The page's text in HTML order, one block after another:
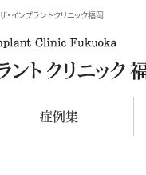
インプラントクリニック福岡
症例集